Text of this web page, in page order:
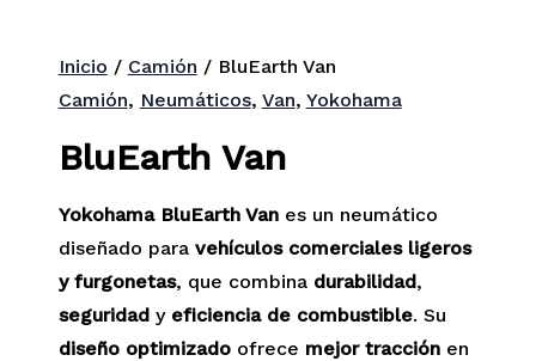
Inicio / Camión / BluEarth Van
Camión, Neumáticos, Van, Yokohama
BluEarth Van
Yokohama BluEarth Vanes un neumático
diseñado para vehículos comerciales ligeros
y furgonetas, que combina durabilidad,
seguridady eficiencia de combustible. Su
diseño optimizadoofrece mejor tracciónen